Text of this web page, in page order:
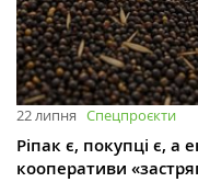
22 липня Спецпроєкти
Ріпак є, покупці є, а
кооперативи